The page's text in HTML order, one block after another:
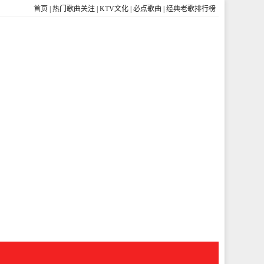
首页 热门歌曲关注 KTV文化 必点歌曲 经典老歌排行榜